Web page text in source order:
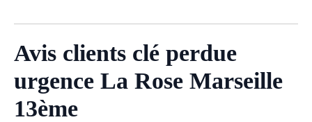
Avis clients clé perdue
urgence La Rose Marseille
13ème